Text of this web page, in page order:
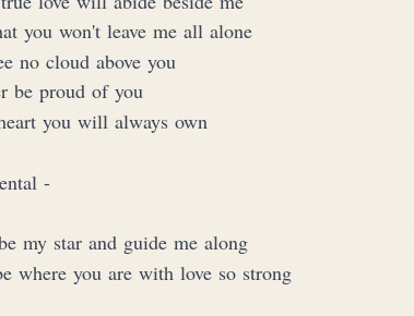
you won't leave me all alone
no cloud above you
be proud of you
you will always own
-
my star and guide me along
where you are with love so strong